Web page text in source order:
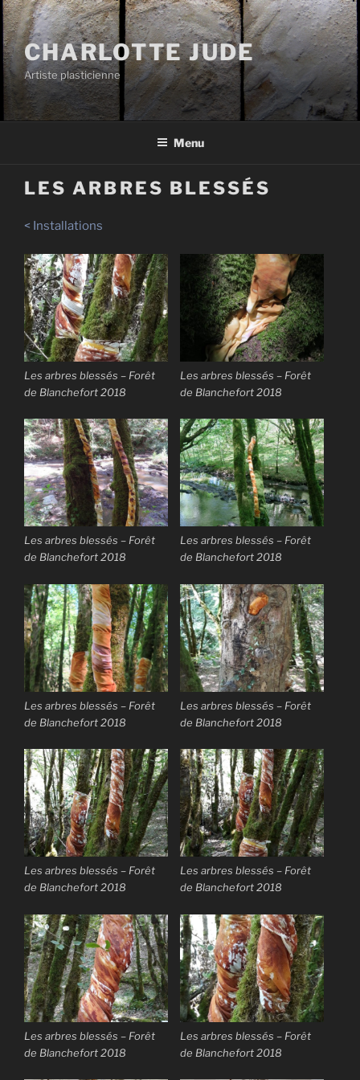
Aller
au
contenu
principal
CHARLOTTE JUDE
Artiste plasticienne
Menu
LES ARBRES BLESSÉS
< Installations
Les arbres blessés – Forêt
de Blanchefort 2018
Les arbres blessés – Forêt
de Blanchefort 2018
Les arbres blessés – Forêt
de Blanchefort 2018
Les arbres blessés – Forêt
de Blanchefort 2018
Les arbres blessés – Forêt
de Blanchefort 2018
Les arbres blessés – Forêt
de Blanchefort 2018
Les arbres blessés – Forêt
de Blanchefort 2018
Les arbres blessés – Forêt
de Blanchefort 2018
Les arbres blessés – Forêt
de Blanchefort 2018
Les arbres blessés – Forêt
de Blanchefort 2018